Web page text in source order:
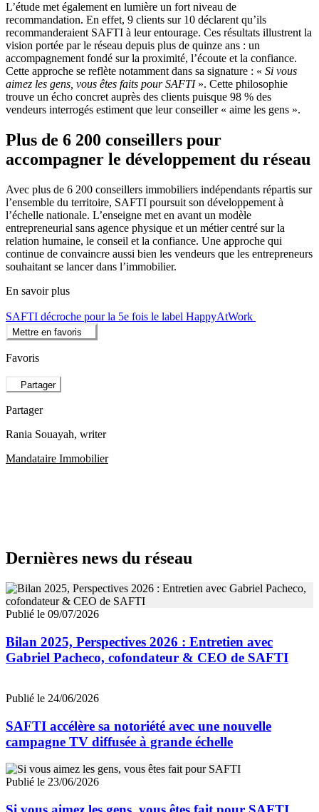
L’étude met également en lumière un fort niveau de
recommandation. En effet, 9 clients sur 10 déclarent qu’ils
recommanderaient SAFTI à leur entourage. Ces résultats illustrent la
vision portée par le réseau depuis plus de quinze ans : un
accompagnement fondé sur la proximité, l’écoute et la confiance.
Cette approche se reflète notamment dans sa signature : « Si vous
aimez les gens, vous êtes faits pour SAFTI». Cette philosophie
trouve un écho concret auprès des clients puisque 98 % des
vendeurs interrogés estiment que leur conseiller « aime les gens ».
Plus de 6 200 conseillers pour
accompagner le développement du réseau
Avec plus de 6 200 conseillers immobiliers indépendants répartis sur
l’ensemble du territoire, SAFTI poursuit son développement à
l’échelle nationale. L’enseigne met en avant un modèle
entrepreneurial sans agence physique et un métier centré sur la
relation humaine, le conseil et la confiance. Une approche qui
continue de convaincre aussi bien les vendeurs que les entrepreneurs
souhaitant se lancer dans l’immobilier.
En savoir plus
SAFTI décroche pour la 5e fois le label HappyAtWork
Mettre en favoris
Favoris
Partager
Partager
Rania Souayah, writer
Mandataire Immobilier
Dernières news du réseau
Publié le 09/07/2026
Bilan 2025, Perspectives 2026 : Entretien avec
Gabriel Pacheco, cofondateur & CEO de SAFTI
Publié le 24/06/2026
SAFTI accélère sa notoriété avec une nouvelle
campagne TV diffusée à grande échelle
Publié le 23/06/2026